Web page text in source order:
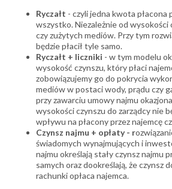
Ryczałt - czyli jedna kwota płacona
wszystko. Niezależnie od wysokości
czy zużytych mediów. Przy tym
będzie płacił tyle samo.
Ryczałt + liczniki - w tym modelu
wysokość czynszu, który płaci
zobowiązujemy go do pokrycia
mediów w postaci wody, prądu czy
przy zawarciu umowy najmu
wysokości czynszu do zarządcy nie
wpływu na płacony przez najemcę
Czynsz najmu + opłaty - r
świadomych wynajmujących i
najmu określają stały czynsz najmu
samych oraz dookreślają, że czynsz
rachunki opłaca najemca.